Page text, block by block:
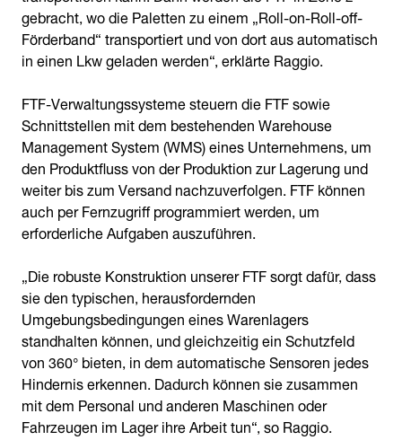
gebracht, wo die Paletten zu einem „Roll-on-Roll-off-
Förderband“ transportiert und von dort aus automatisch
in einen Lkw geladen werden“, erklärte Raggio.
FTF-Verwaltungssysteme steuern die FTF sowie
Schnittstellen mit dem bestehenden Warehouse
Management System (WMS) eines Unternehmens, um
den Produktfluss von der Produktion zur Lagerung und
weiter bis zum Versand nachzuverfolgen. FTF können
auch per Fernzugriff programmiert werden, um
erforderliche Aufgaben auszuführen.
„Die robuste Konstruktion unserer FTF sorgt dafür, dass
sie den typischen, herausfordernden
Umgebungsbedingungen eines Warenlagers
standhalten können, und gleichzeitig ein Schutzfeld
von 360° bieten, in dem automatische Sensoren jedes
Hindernis erkennen. Dadurch können sie zusammen
mit dem Personal und anderen Maschinen oder
Fahrzeugen im Lager ihre Arbeit tun“, so Raggio.